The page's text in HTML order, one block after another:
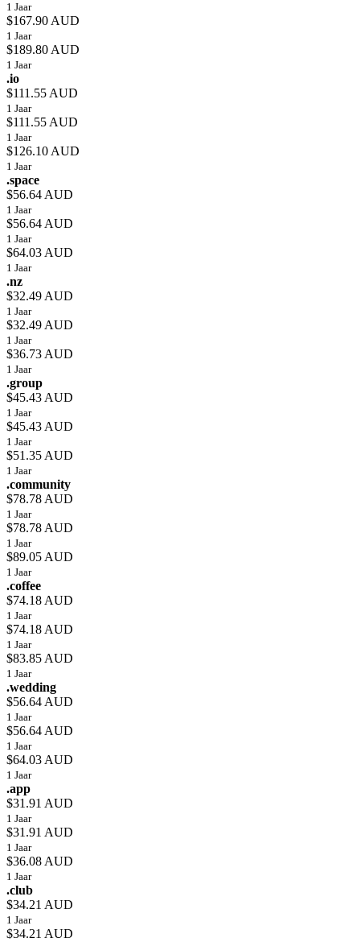
1 Jaar
$167.90 AUD
1 Jaar
$189.80 AUD
1 Jaar
.io
$111.55 AUD
1 Jaar
$111.55 AUD
1 Jaar
$126.10 AUD
1 Jaar
.space
$56.64 AUD
1 Jaar
$56.64 AUD
1 Jaar
$64.03 AUD
1 Jaar
.nz
$32.49 AUD
1 Jaar
$32.49 AUD
1 Jaar
$36.73 AUD
1 Jaar
.group
$45.43 AUD
1 Jaar
$45.43 AUD
1 Jaar
$51.35 AUD
1 Jaar
.community
$78.78 AUD
1 Jaar
$78.78 AUD
1 Jaar
$89.05 AUD
1 Jaar
.coffee
$74.18 AUD
1 Jaar
$74.18 AUD
1 Jaar
$83.85 AUD
1 Jaar
.wedding
$56.64 AUD
1 Jaar
$56.64 AUD
1 Jaar
$64.03 AUD
1 Jaar
.app
$31.91 AUD
1 Jaar
$31.91 AUD
1 Jaar
$36.08 AUD
1 Jaar
.club
$34.21 AUD
1 Jaar
$34.21 AUD